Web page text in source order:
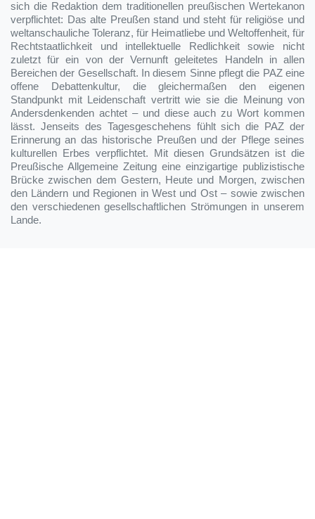
sich die Redaktion dem traditionellen preußischen Wertekanon
verpflichtet: Das alte Preußen stand und steht für religiöse und
weltanschauliche Toleranz, für Heimatliebe und Weltoffenheit, für
Rechtstaatlichkeit und intellektuelle Redlichkeit sowie nicht
zuletzt für ein von der Vernunft geleitetes Handeln in allen
Bereichen der Gesellschaft. In diesem Sinne pflegt die PAZ eine
offene Debattenkultur, die gleichermaßen den eigenen
Standpunkt mit Leidenschaft vertritt wie sie die Meinung von
Andersdenkenden achtet – und diese auch zu Wort kommen
lässt. Jenseits des Tagesgeschehens fühlt sich die PAZ der
Erinnerung an das historische Preußen und der Pflege seines
kulturellen Erbes verpflichtet. Mit diesen Grundsätzen ist die
Preußische Allgemeine Zeitung eine einzigartige publizistische
Brücke zwischen dem Gestern, Heute und Morgen, zwischen
den Ländern und Regionen in West und Ost – sowie zwischen
den verschiedenen gesellschaftlichen Strömungen in unserem
Lande.